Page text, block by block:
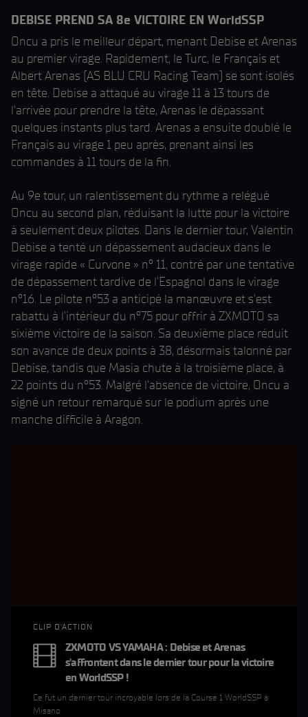
DEBISE PREND SA 8e VICTOIRE EN WorldSSP
Oncu a pris le meilleur départ, menant Debise et Arenas
au premier virage. Rapidement, le Turc, le Français et
Albert Arenas (AS BLU CRU Racing Team) se sont isolés
en tête. Debise a attaqué au virage 11 à 13 tours de
l'arrivée pour prendre la tête, Arenas le dépassant
quelques instants plus tard. Arenas a ensuite doublé le
Français au virage 1 peu après, prenant ainsi les
commandes à 11 tours de la fin.
Au 9e tour, un ralentissement du rythme a relégué
Oncu au second plan, réduisant la lutte pour la victoire
à seulement deux pilotes. Dans le dernier tour, Valentin
Debise a tenté un dépassement audacieux dans le
virage rapide « Curvone » n° 11, contré par une tentative
de dépassement tardive de l'Espagnol dans le virage
n°16. Le pilote n°53 a anticipé la manœuvre et s'est
rabattu à l'intérieur du n°75 pour offrir à ZXMOTO sa
sixième victoire de la saison. Sa deuxième place réduit
son avance de deux points à 38, désormais talonné par
Debise, tandis que Masia chute à la troisième place, à
22 points du n°53. Malgré l'absence de victoire, Oncu a
signé un retour remarqué sur le podium après une
manche difficile à Aragon.
CLIP D'ACTION
ZXMOTO VS YAMAHA : Debise et Arenas
s'affrontent dans le dernier tour pour la victoire
en WorldSSP !
Ce fut un dernier tour incroyable lors de la Course 1 WorldSSP à
Misano